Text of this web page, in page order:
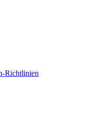
Richtlinien